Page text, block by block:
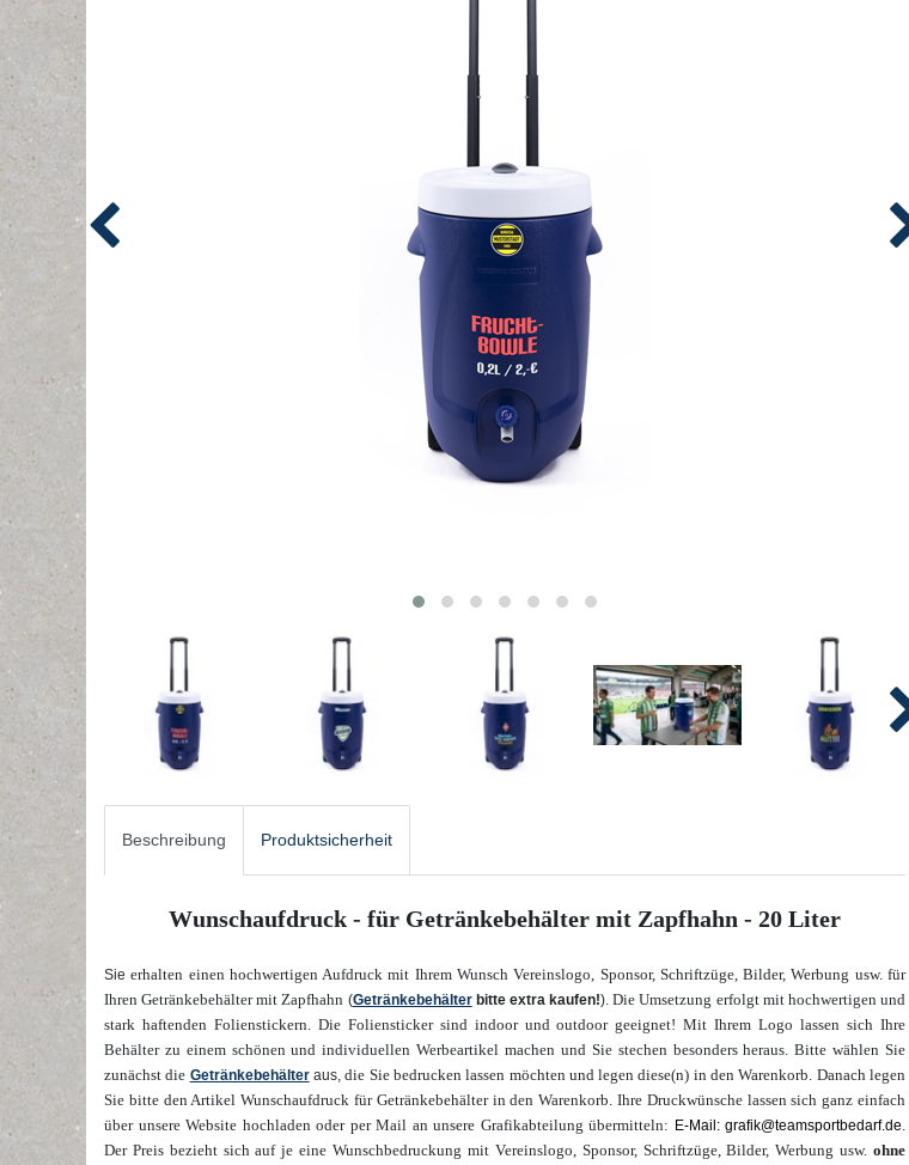
Beschreibung Produktsicherheit
Wunschaufdruck - für Getränkebehälter mit Zapfhahn - 20 Liter
Sieerhalten einen hochwertigen Aufdruck mit Ihrem Wunsch Vereinslogo, Sponsor, Schriftzüge, Bilder, Werbung usw. für
Ihren Getränkebehälter mit Zapfhahn (Getränkebehälter bitte extra kaufen!). Die Umsetzung erfolgt mit hochwertigen und
stark haftenden Folienstickern. Die Foliensticker sind indoor und outdoor geeignet! Mit Ihrem Logo lassen sich Ihre
Behälter zu einem schönen und individuellen Werbeartikel machen und Sie stechen besonders heraus. Bitte wählen Sie
zunächst die Getränkebehälteraus,die Sie bedrucken lassen möchten und legen diese(n) in den Warenkorb. Danach legen
Sie bitte den Artikel Wunschaufdruck für Getränkebehälter in den Warenkorb. Ihre Druckwünsche lassen sich ganz einfach
über unsere Website hochladen oder per Mail an unsere Grafikabteilung übermitteln: E-Mail: grafik@teamsportbedarf.de.
Der Preis bezieht sich auf je eine Wunschbedruckung mit Vereinslogo, Sponsor, Schriftzüge, Bilder, Werbung usw. ohne